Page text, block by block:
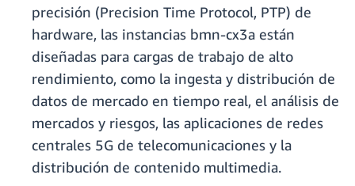
precisión (Precision Time Protocol, PTP) de
hardware, las instancias bmn-cx3a están
diseñadas para cargas de trabajo de alto
rendimiento, como la ingesta y distribución de
datos de mercado en tiempo real, el análisis de
mercados y riesgos, las aplicaciones de redes
centrales 5G de telecomunicaciones y la
distribución de contenido multimedia.